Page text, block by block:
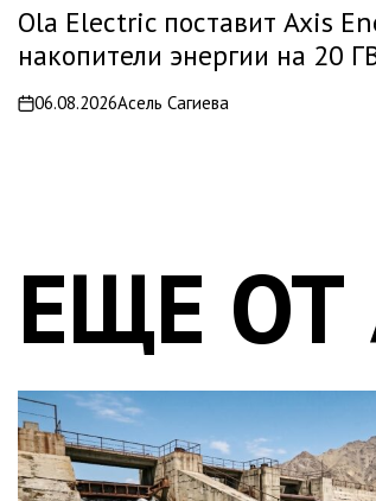
Ola Electric поставит Axis
накопители энергии на 20
on06.08.2026Асель Сагиева
ЕЩЕ ОТ